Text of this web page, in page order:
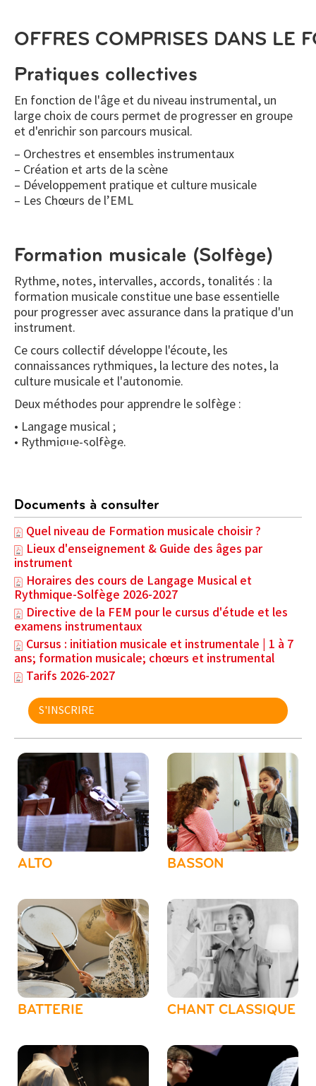
LES INSTRUMENTS
OFFRES COMPRISES DANS LE
Pratiques collectives
En fonction de l'âge et du niveau instrumental, un
large choix de cours permet de progresser en groupe
et d'enrichir son parcours musical.
– Orchestres et ensembles instrumentaux
– Création et arts de la scène
– Développement pratique et culture musicale
– Les Chœurs de l’EML
Formation musicale (Solfège)
Rythme, notes, intervalles, accords, tonalités : la
formation musicale constitue une base essentielle
pour progresser avec assurance dans la pratique d'un
instrument.
Ce cours collectif développe l'écoute, les
connaissances rythmiques, la lecture des notes, la
culture musicale et l'autonomie.
Deux méthodes pour apprendre le solfège :
• Langage musical ;
• Rythmique-solfège.
Documents à consulter
Quel niveau de Formation musicale choisir ?
Lieux d'enseignement & Guide des âges par
instrument
Horaires des cours de Langage Musical et
Rythmique-Solfège 2026-2027
Directive de la FEM pour le cursus d'étude et les
examens instrumentaux
Cursus : initiation musicale et instrumentale | 1 à 7
ans; formation musicale; chœurs et instrumental
Tarifs 2026-2027
S'INSCRIRE
ALTO BASSON
BATTERIE CHANT CLASSIQUE